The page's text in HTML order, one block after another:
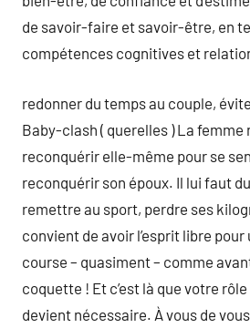
de savoir-faire et savoir-être, en
compétences cognitives et
redonner du temps au couple,
Baby-clash ( querelles ) La femme
reconquérir elle-même pour se
reconquérir son époux. Il lui faut
remettre au sport, perdre ses
convient de avoir l’esprit libre pour
course – quasiment – comme
coquette ! Et c’est là que votre
devient nécessaire. À vous de